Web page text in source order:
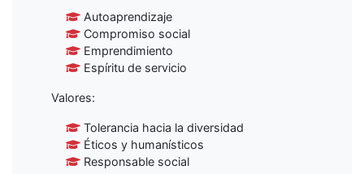
Autoaprendizaje
Compromiso social
Emprendimiento
Espíritu de servicio
Valores:
Tolerancia hacia la diversidad
Éticos y humanísticos
Responsable social